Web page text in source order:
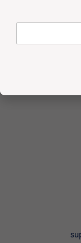
استشاري فقط،